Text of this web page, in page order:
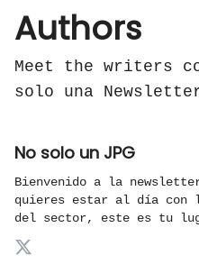
Authors
Meet the writers
solo una
No solo un JPG
Bienvenido a la
quieres estar al día con
del sector, este es tu